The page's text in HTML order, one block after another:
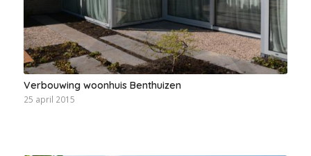
Verbouwing woonhuis Benthuizen
25 april 2015